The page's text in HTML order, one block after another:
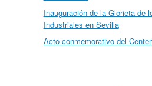
Inauguración de la Glorieta de
Industriales en Sevilla
Acto conmemorativo del